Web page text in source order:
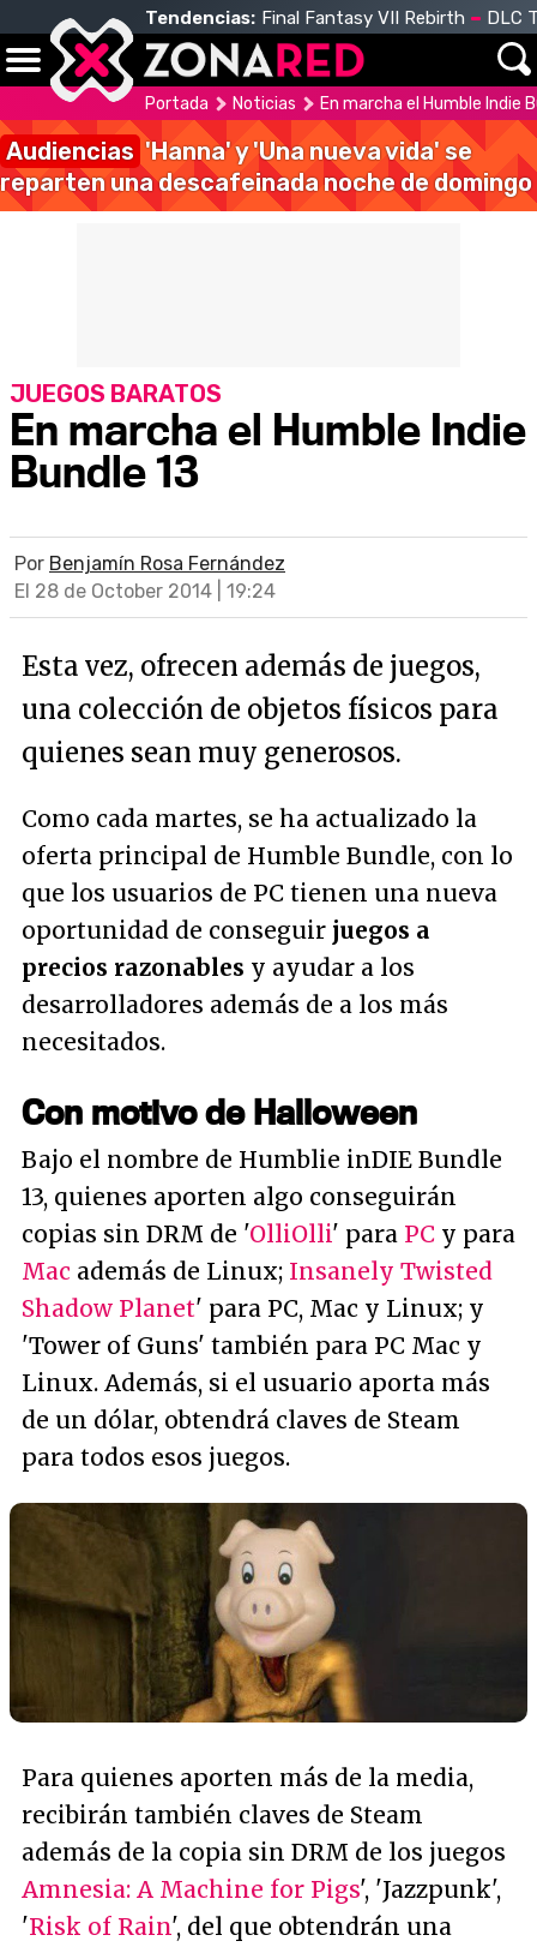
Tendencias: Final Fantasy VII Rebirth DLC
Portada Noticias En marcha el Humble Indie
Audiencias 'Hanna' y 'Una nueva vida' se
reparten una descafeinada noche de domingo
En marcha el Humble Indie
Bundle 13
JUEGOS BARATOS
Por Benjamín Rosa Fernández
El 28 de October 2014 | 19:24
Esta vez, ofrecen además de juegos,
una colección de objetos físicos para
quienes sean muy generosos.
Como cada martes, se ha actualizado la
oferta principal de Humble Bundle, con lo
que los usuarios de PC tienen una nueva
oportunidad de conseguir juegos a
precios razonables y ayudar a los
desarrolladores además de a los más
necesitados.
Con motivo de Halloween
Bajo el nombre de Humblie inDIE Bundle
13, quienes aporten algo conseguirán
copias sin DRM de 'OlliOlli' para PC y para
Mac además de Linux; Insanely Twisted
Shadow Planet' para PC, Mac y Linux; y
'Tower of Guns' también para PC Mac y
Linux. Además, si el usuario aporta más
de un dólar, obtendrá claves de Steam
para todos esos juegos.
Para quienes aporten más de la media,
recibirán también claves de Steam
además de la copia sin DRM de los juegos
Amnesia: A Machine for Pigs', 'Jazzpunk',
'Risk of Rain', del que obtendrán una